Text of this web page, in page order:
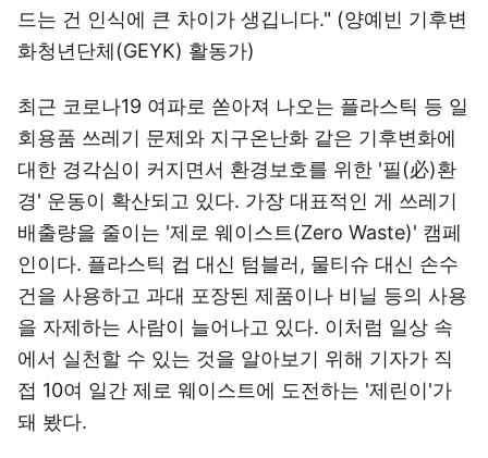
드는 건 인식에 큰 차이가 생깁니다." (양예빈 기후변
화청년단체(GEYK) 활동가)
최근 코로나19 여파로 쏟아져 나오는 플라스틱 등 일
회용품 쓰레기 문제와 지구온난화 같은 기후변화에
대한 경각심이 커지면서 환경보호를 위한 '필(必)환
경' 운동이 확산되고 있다. 가장 대표적인 게 쓰레기
배출량을 줄이는 '제로 웨이스트(Zero Waste)' 캠페
인이다. 플라스틱 컵 대신 텀블러, 물티슈 대신 손수
건을 사용하고 과대 포장된 제품이나 비닐 등의 사용
을 자제하는 사람이 늘어나고 있다. 이처럼 일상 속
에서 실천할 수 있는 것을 알아보기 위해 기자가 직
접 10여 일간 제로 웨이스트에 도전하는 '제린이'가
돼 봤다.